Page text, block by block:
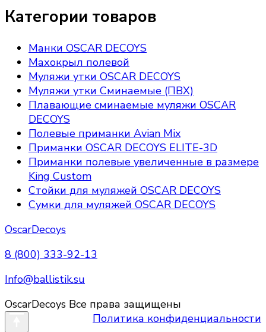
Категории товаров
Манки OSCAR DECOYS
Махокрыл полевой
Муляжи утки OSCAR DECOYS
Муляжи утки Сминаемые (ПВХ)
Плавающие сминаемые муляжи OSCAR
DECOYS
Полевые приманки Avian Mix
Приманки OSCAR DECOYS ELITE-3D
Приманки полевые увеличенные в размере
King Custom
Стойки для муляжей OSCAR DECOYS
Сумки для муляжей OSCAR DECOYS
OscarDecoys
8 (800) 333-92-13
Info@ballistik.su
OscarDecoys Все права защищены
Политика конфиденциальности